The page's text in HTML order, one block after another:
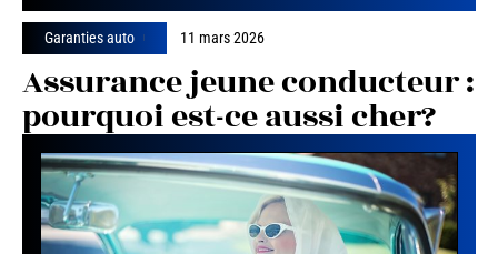
Garanties auto 11 mars 2026
Assurance jeune conducteur :
pourquoi est-ce aussi cher?